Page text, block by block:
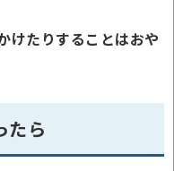
けたりすることはおや
たら